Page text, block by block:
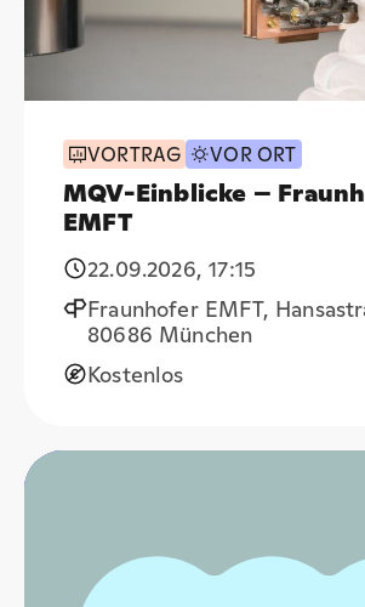
VORTRAG VOR ORT
MQV-Einblicke –
EMFT
22.09.2026,17:15
Fraunhofer EMFT,
80686 München
Kostenlos